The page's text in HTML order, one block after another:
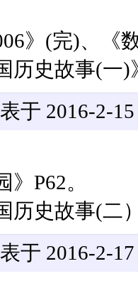
》(完)、《
历史故事(一)
于 2016-2-
P62。
历史故事(二
于 2016-2-